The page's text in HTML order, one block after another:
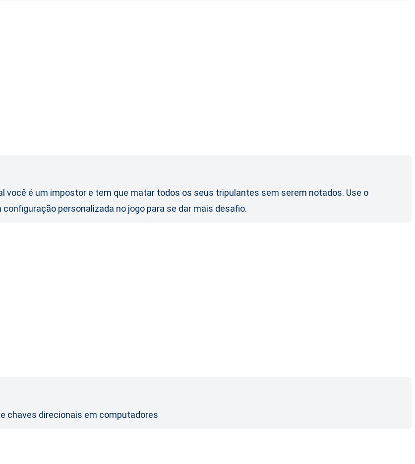
você é um impostor e tem que matar todos os seus tripulantes sem serem notados. Use o
personalizada no jogo para se dar mais desafio.
chaves direcionais em computadores